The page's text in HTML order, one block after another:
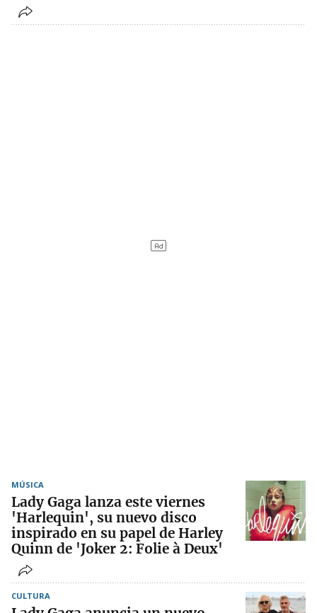
MÚSICA
Lady Gaga lanza este viernes
'Harlequin', su nuevo disco
inspirado en su papel de Harley
Quinn de 'Joker 2: Folie à Deux'
CULTURA